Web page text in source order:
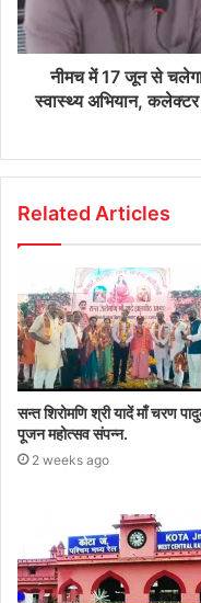
नीमच में 17 जून से
स्वास्थ्य अभियान,
Related Articles
सन्त शिरोमणि श्री यादें माँ चरण
पूजन महोत्सव संपन्न.
2 weeks ago